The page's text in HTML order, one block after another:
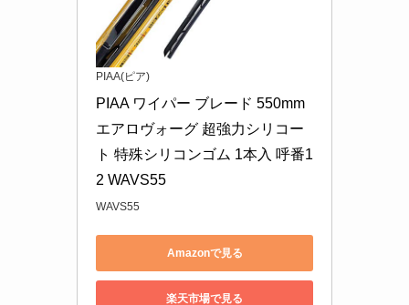
PIAA(ピア)
PIAA ワイパー ブレード 550mm
エアロヴォーグ 超強力シリコー
ト 特殊シリコンゴム 1本入 呼番1
2 WAVS55
WAVS55
Amazonで見る
楽天市場で見る